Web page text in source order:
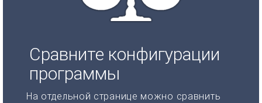
Сравните конфигурации
программы
На отдельной странице можно сравнить